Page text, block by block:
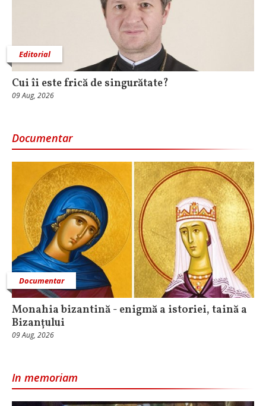
Editorial
Cui îi este frică de singurătate?
09 Aug, 2026
Documentar
Documentar
Monahia bizantină - enigmă a istoriei, taină a
Bizanțului
09 Aug, 2026
In memoriam